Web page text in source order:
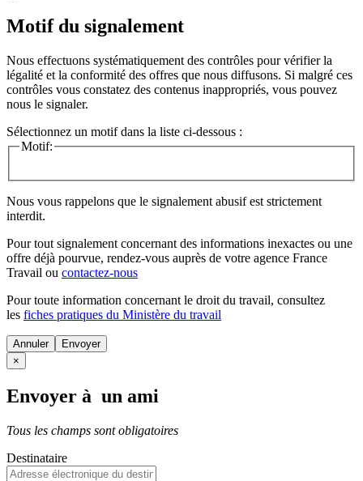
Motif du signalement
Nous effectuons systématiquement des contrôles pour vérifier la
légalité et la conformité des offres que nous diffusons. Si malgré ces
contrôles vous constatez des contenus inappropriés, vous pouvez
nous le signaler.
Sélectionnez un motif dans la liste ci-dessous :
Motif:
Nous vous rappelons que le signalement abusif est strictement
interdit.
Pour tout signalement concernant des informations inexactes ou une
offre déjà pourvue, rendez-vous auprès de votre agence France
Travail ou contactez-nous
Pour toute information concernant le droit du travail, consultez
les fiches pratiques du Ministère du travail
Annuler
×
Envoyer à un ami
Tous les champs sont obligatoires
Destinataire